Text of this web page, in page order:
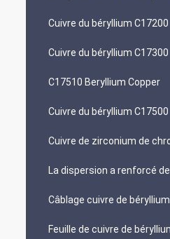
Cuivre du béryllium C17200
Cuivre du béryllium C17300
C17510 Beryllium Copper
Cuivre du béryllium C17500
Cuivre de zirconium de
La dispersion a renforcé
Câblage cuivre de béryllium
Feuille de cuivre de